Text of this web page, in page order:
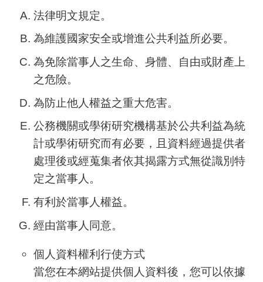
法律明文規定。
為維護國家安全或增進公共利益所必要。
為免除當事人之生命、身體、自由或財產上
之危險。
為防止他人權益之重大危害。
公務機關或學術研究機構基於公共利益為統
計或學術研究而有必要，且資料經過提供者
處理後或經蒐集者依其揭露方式無從識別特
定之當事人。
有利於當事人權益。
經由當事人同意。
個人資料權利行使方式
當您在本網站提供個人資料後，您可以依據